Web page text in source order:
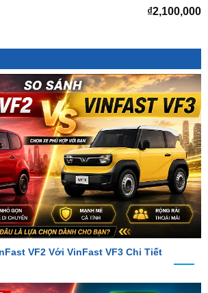
VF2 Với VinFast VF3 Chi Tiết